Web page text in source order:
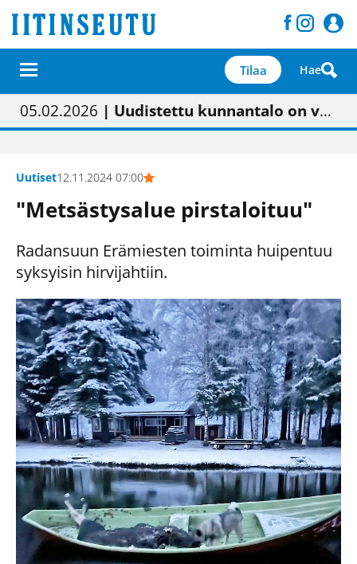
Tilaa Hae
01.02.2026 | Painon vaihtumisen pitäisi näkyä hieman parempana painojäljen laatuna lehdessä
05.02.2026 | Uudistettu kunnantalo on valoisa
23.04.2026 | “Olemme käynnistämässä uudelleen keskustavisiotyön”
09.05.2026| "Maalla on totuttu elämään omavaraisemmin kuin kaupungissa"
Uutiset12.11.2024 07:00
"Metsästysalue pirstaloituu"
Radansuun Erämiesten toiminta huipentuu
syksyisin hirvijahtiin.